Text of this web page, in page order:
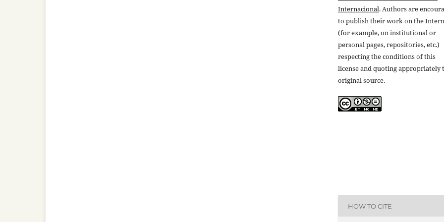
Internacional. Authors are
to publish their work on the
(for example, on institutional or
personal pages, repositories, etc.)
respecting the conditions of this
license and quoting appropriately
original source.
HOW TO CITE